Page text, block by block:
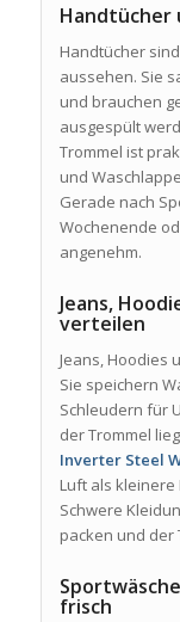
Handtücher
Handtücher
aussehen. Sie
und brauchen
ausgespült
Trommel ist
und
Gerade nach
Wochenende
angenehm.
Jeans,
verteilen
Jeans, Hoodies
Sie speichern
Schleudern für
der Trommel
Inverter Steel
Luft als kleinere
Schwere
packen und der
frisch